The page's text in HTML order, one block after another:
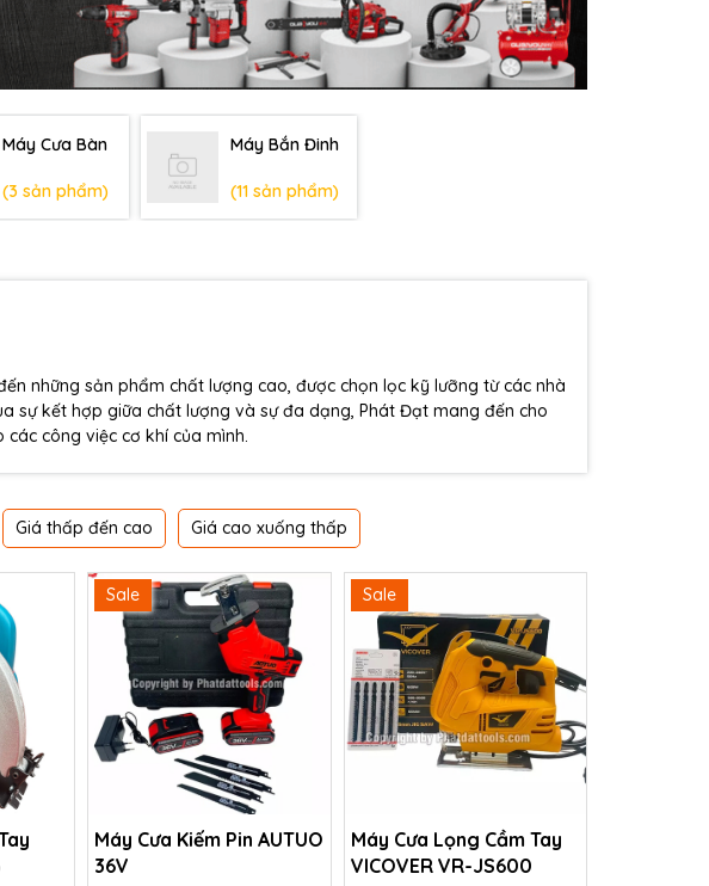
Máy Cưa Bàn
(3 sản phẩm)
Máy Bắn Đinh
(11 sản phẩm)
những sản phẩm chất lượng cao, được chọn lọc kỹ lưỡng từ các nhà
sự kết hợp giữa chất lượng và sự đa dạng, Phát Đạt mang đến cho
công việc cơ khí của mình.
Giá thấp đến cao Giá cao xuống thấp
Sale
Máy Cưa Kiếm Pin AUTUO
36V
Sale
Máy Cưa Lọng Cầm Tay
VICOVER VR-JS600